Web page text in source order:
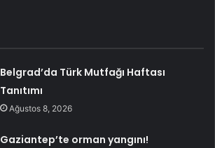
Belgrad’da Türk Mutfağı Haftası
Tanıtımı
Ağustos 8, 2026
Gaziantep’te orman yangını!